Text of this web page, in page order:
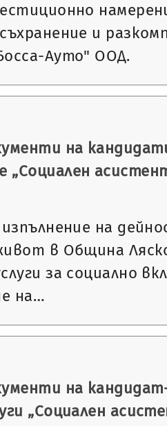
и
Ауто" ООД.
на
„Социален
изпълнение на
в Община
за социално
на…
на
„Социален